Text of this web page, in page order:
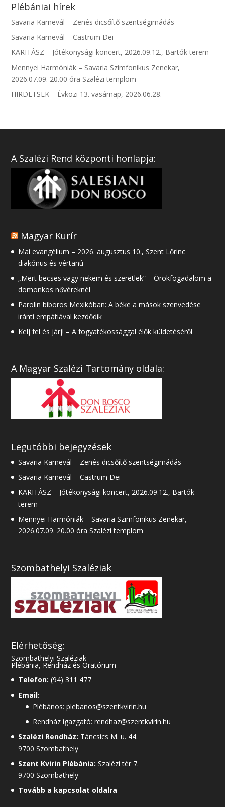
Plébániai hírek
Savaria Karnevál – Zenés dicsőítő szentségimádás
Savaria Karnevál – Castrum Dei
KARITÁSZ – Jótékonysági koncert, 2026.09.12., Bartók terem
Mennyei Harmóniák – Savaria Szimfonikus Zenekar,
2026.07.09. 20.00 óra Szalézi templom
HIRDETSEK – Évközi 13. vasárnap, 2026.06.28.
A Szalézi Rend központi honlapja:
Magyar Kurír
Mai evangélium – 2026. augusztus 10., Szent Lőrinc
diakónus és vértanú
„Mert becses vagy nekem és szeretlek” – Örökfogadalom a
domonkos nővéreknél
Parolin bíboros Mexikóban: A béke a mások szenvedése
iránti empátiával kezdődik
Kelj fel és járj! – A fogyatékossággal élők küldetéséről
A Magyar Szalézi Tartomány oldala:
Legutóbbi bejegyzések
Savaria Karnevál – Zenés dicsőítő szentségimádás
Savaria Karnevál – Castrum Dei
KARITÁSZ – Jótékonysági koncert, 2026.09.12., Bartók
terem
Mennyei Harmóniák – Savaria Szimfonikus Zenekar,
2026.07.09. 20.00 óra Szalézi templom
Szombathelyi Szaléziak
Elérhetőség:
Szombathelyi Szaléziak
Plébánia, Rendház és Oratórium
Telefon:(94) 311 477
Email:
Plébános: plebanos@szentkvirin.hu
Rendház igazgató: rendhaz@szentkvirin.hu
Szalézi Rendház: Táncsics M. u. 44.
9700 Szombathely
Szent Kvirin Plébánia: Szalézi tér 7.
9700 Szombathely
Tovább a kapcsolat oldalra